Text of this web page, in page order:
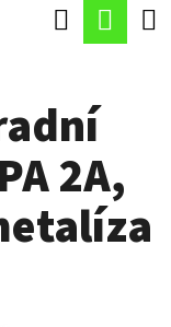
Hledat
2A,